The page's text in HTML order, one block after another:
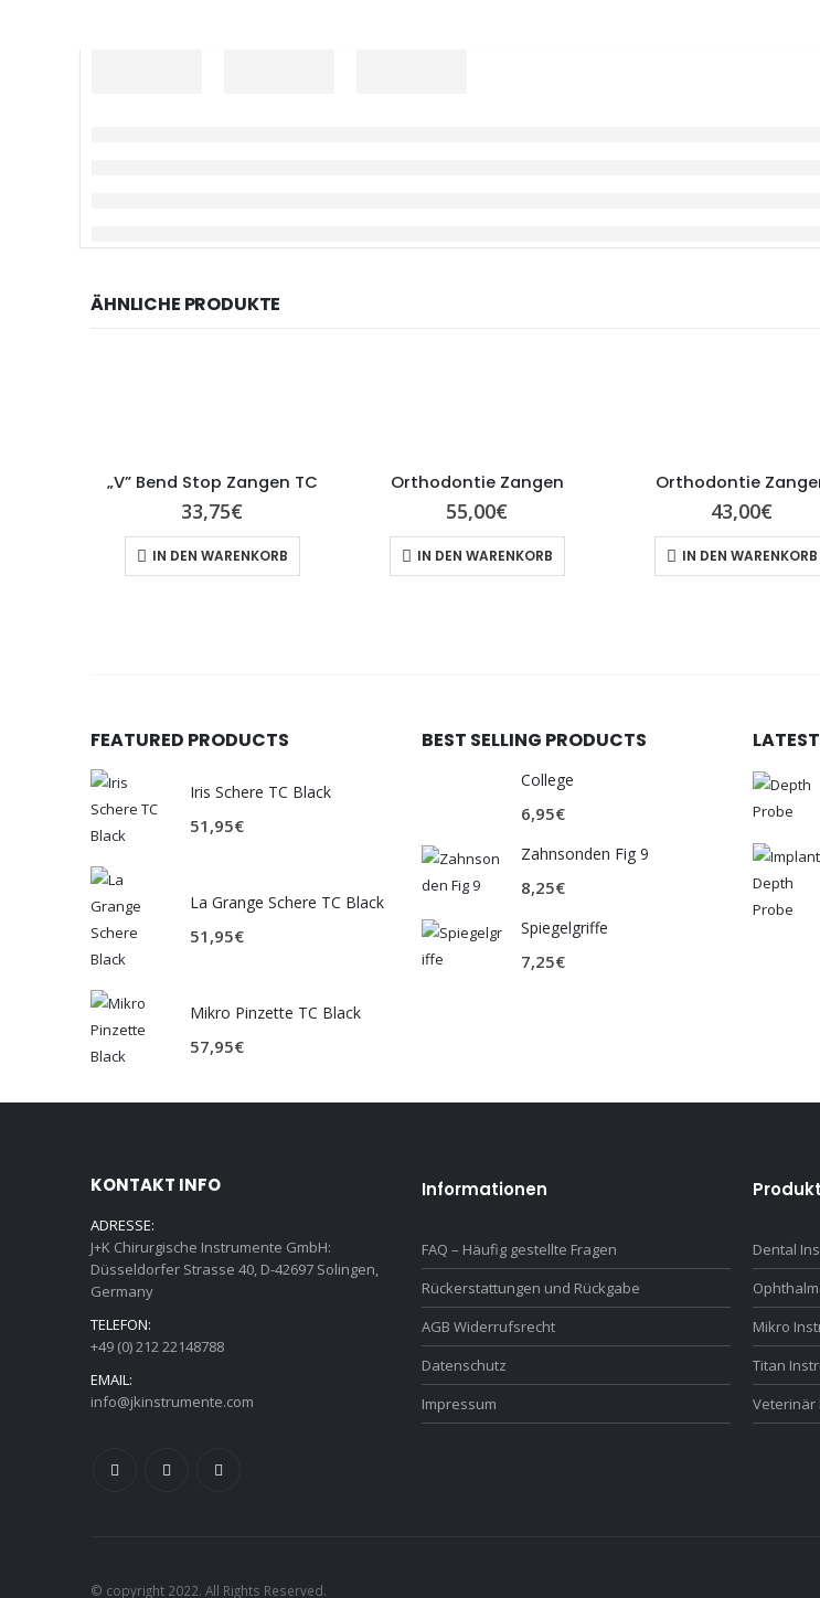
ÄHNLICHE PRODUKTE
„V” Bend Stop Zangen TC
33,75€
IN DEN WARENKORB
Orthodontie Zangen
55,00€
IN DEN WARENKORB
Orthodontie
43,00€
IN DEN WARENKORB
FEATURED PRODUCTS
Iris Schere TC Black
51,95€
La Grange Schere TC Black
51,95€
Mikro Pinzette TC Black
57,95€
BEST SELLING PRODUCTS
College
6,95€
Zahnsonden Fig 9
8,25€
Spiegelgriffe
7,25€
KONTAKT INFO
ADRESSE:
J+K Chirurgische Instrumente GmbH:
Düsseldorfer Strasse 40, D-42697 Solingen,
Germany
TELEFON:
+49 (0) 212 22148788
EMAIL:
info@jkinstrumente.com
Informationen
FAQ – Häufig gestellte Fragen
Rückerstattungen und Rückgabe
AGB Widerrufsrecht
Datenschutz
Impressum
Dental
Mikro
Titan
Veterinär
© copyright 2022. All Rights Reserved.